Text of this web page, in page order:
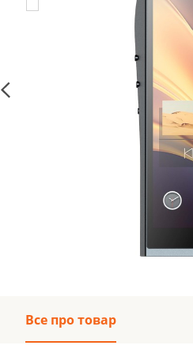
Все про товар